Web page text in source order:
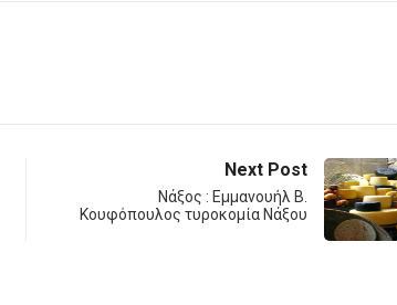
Next Post
Νάξος : Εμμανουήλ Β.
Κουφόπουλος τυροκομία Νάξου